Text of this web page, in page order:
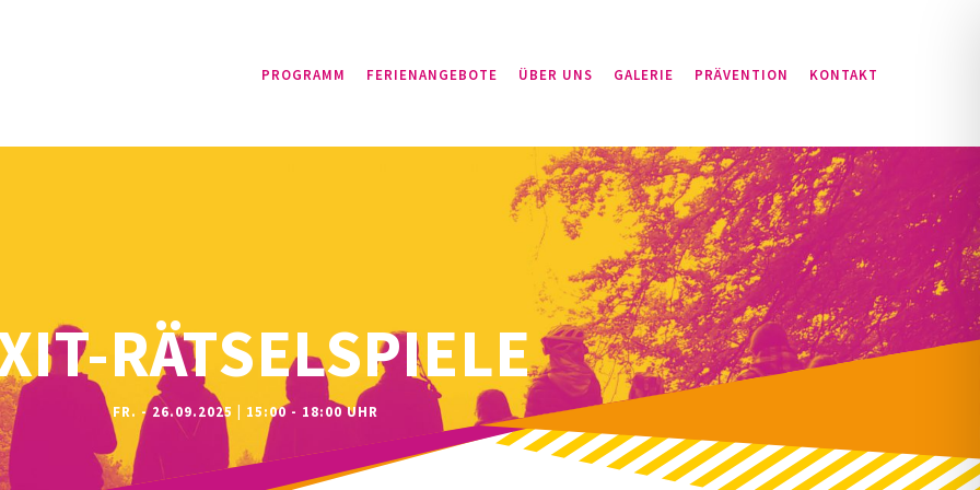
PROGRAMM FERIENANGEBOTE ÜBER UNS GALERIE PRÄVENTION KONTAKT
RÄTSELSPIELE
FR. - 26.09.2025 | 15:00 - 18:00 UHR